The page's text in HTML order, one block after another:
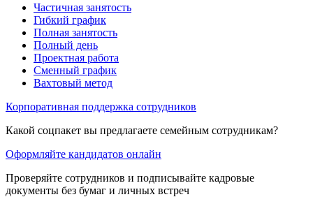
Частичная занятость
Гибкий график
Полная занятость
Полный день
Проектная работа
Сменный график
Вахтовый метод
Корпоративная поддержка сотрудников
Какой соцпакет вы предлагаете семейным сотрудникам?
Оформляйте кандидатов онлайн
Проверяйте сотрудников и подписывайте кадровые
документы без бумаг и личных встреч